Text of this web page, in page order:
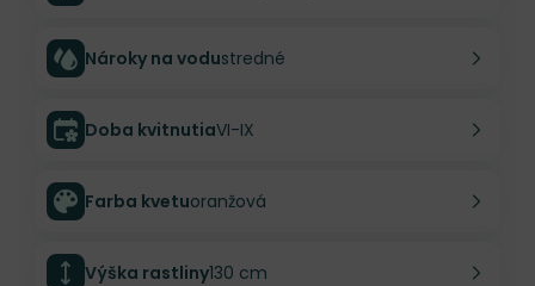
Nároky na vodustredné
Doba kvitnutiaVI-IX
Farba kvetuoranžová
Výška rastliny130 cm